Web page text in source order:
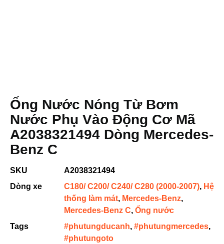
Ống Nước Nóng Từ Bơm
Nước Phụ Vào Động Cơ Mã
A2038321494 Dòng Mercedes-
Benz C
SKU
A2038321494
Dòng xe
C180/ C200/ C240/ C280 (2000-2007), Hệ
thống làm mát, Mercedes-Benz,
Mercedes-Benz C, Ống nước
Tags
#phutungducanh, #phutungmercedes,
#phutungoto